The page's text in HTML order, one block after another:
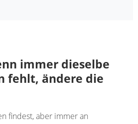
immer dieselbe
fehlt, ändere die
findest, aber immer an